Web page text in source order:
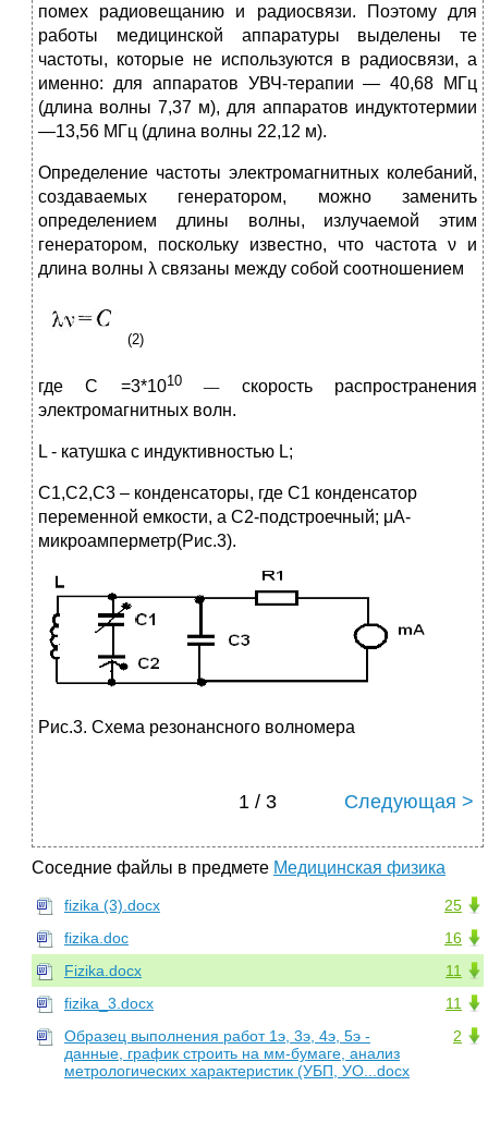
помех радиовещанию и ра­диосвязи. Поэтому для
работы медицинской аппаратуры вы­делены те
частоты, которые не используются в радиосвязи, а
именно: для аппаратов УВЧ-терапии — 40,68 МГц
(длина волны 7,37 м), для аппаратов индуктотермии
—13,56 МГц (длина волны 22,12 м).
Определение частоты электромагнитных колебаний,
созда­ваемых генератором, можно заменить
определением длины волны, излучаемой этим
генератором, поскольку известно, что частота ν и
длина волны λ связаны между собой соотношением
(2)
где С =3*1010 __ скорость распространения
электромагнитных волн.
L - катушка с индуктивностью L;
С1,С2,С3 – конденсаторы, где С1 конденсатор
переменной емкости, а С2-подстроечный; μА-
микроамперметр(Рис.3).
Рис.3. Схема резонансного волномера
1 / 3 Следующая >
Соседние файлы в предмете Медицинская физика
25
fizika (3).docx
16
fizika.doc
11
Fizika.docx
11
fizika_3.docx
2
Образец выполнения работ 1э, 3э, 4э, 5э -
данные, график строить на мм-бумаге, анализ
метрологических характеристик (УБП, УО...docx